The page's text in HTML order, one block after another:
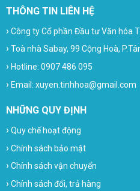
THÔNG TIN LIÊN HỆ
› Công ty Cổ phần Đầu tư Văn hóa
› Toà nhà Sabay, 99 Cộng Hoà,
› Hotline: 0907 486 095
› Email: xuyen.tinhhoa@gmail.com
NHỮNG QUY ĐỊNH
› Quy chế hoạt động
› Chính sách bảo mật
› Chính sách vận chuyển
› Chính sách đổi, trả hàng